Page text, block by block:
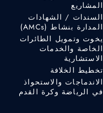
المشاريع
السندات / الشهادات
المدارة بنشاط (AMCs)
يخوت وتمويل الطائرات
الخاصة والخدمات
الاستشارية
تخطيط الخلافة
الاندماجات والاستحواذ
في الرياضة وكرة القدم